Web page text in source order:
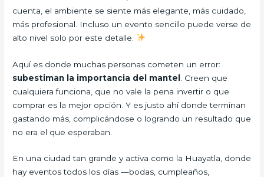
cuenta, el ambiente se siente más elegante, más cuidado,
más profesional. Incluso un evento sencillo puede verse de
alto nivel solo por este detalle.
Aquí es donde muchas personas cometen un error:
subestiman la importancia del mantel . Creen que
cualquiera funciona, que no vale la pena invertir o que
comprar es la mejor opción. Y es justo ahí donde terminan
gastando más, complicándose o logrando un resultado que
no era el que esperaban.
En una ciudad tan grande y activa como la Huayatla, donde
hay eventos todos los días —bodas, cumpleaños,